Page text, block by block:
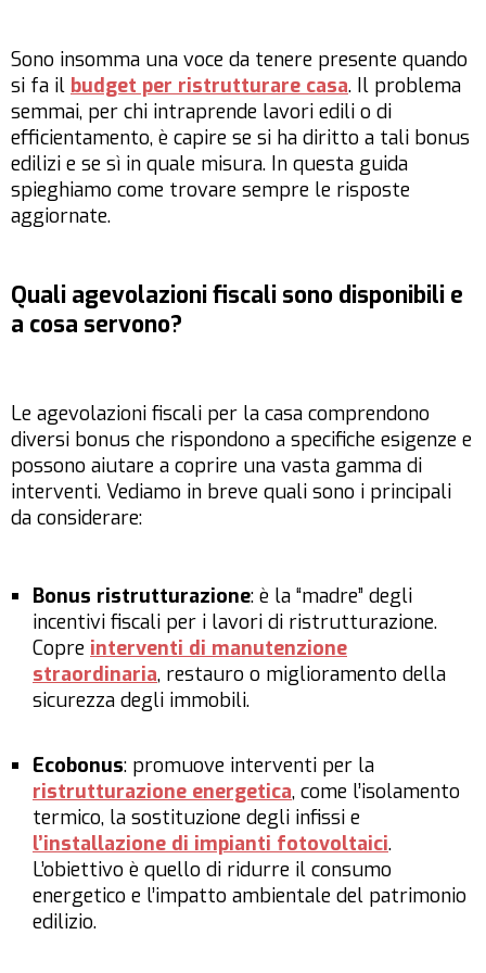
Sono insomma una voce da tenere presente quando
si fa il budget per ristrutturare casa. Il problema
semmai, per chi intraprende lavori edili o di
efficientamento, è capire se si ha diritto a tali bonus
edilizi e se sì in quale misura. In questa guida
spieghiamo come trovare sempre le risposte
aggiornate.
Quali agevolazioni fiscali sono disponibili e
a cosa servono?
Le agevolazioni fiscali per la casa comprendono
diversi bonus che rispondono a specifiche esigenze e
possono aiutare a coprire una vasta gamma di
interventi. Vediamo in breve quali sono i principali
da considerare:
Bonus ristrutturazione: è la “madre” degli
incentivi fiscali per i lavori di ristrutturazione.
Copre interventi di manutenzione
straordinaria, restauro o miglioramento della
sicurezza degli immobili.
Ecobonus: promuove interventi per la
ristrutturazione energetica, come l’isolamento
termico, la sostituzione degli infissi e
l’installazione di impianti fotovoltaici.
L’obiettivo è quello di ridurre il consumo
energetico e l’impatto ambientale del patrimonio
edilizio.